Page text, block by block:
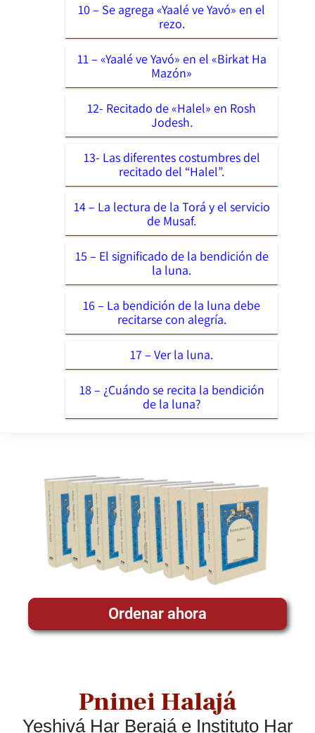
10 – Se agrega «Yaalé ve Yavó» en el
rezo.
11 – «Yaalé ve Yavó» en el «Birkat Ha
Mazón»
12- Recitado de «Halel» en Rosh
Jodesh.
13- Las diferentes costumbres del
recitado del “Halel”.
14 – La lectura de la Torá y el servicio
de Musaf.
15 – El significado de la bendición de
la luna.
16 – La bendición de la luna debe
recitarse con alegría.
17 – Ver la luna.
18 – ¿Cuándo se recita la bendición
de la luna?
Ordenar ahora
Pninei Halajá
Yeshivá Har Berajá e Instituto Har